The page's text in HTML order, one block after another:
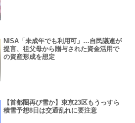
NISA「未成年でも利用可」…自民議連が
提言、祖父母から贈与された資金活用で
の資産形成を想定
【首都圏再び雪か】東京23区もうっすら
積雪予想8日は交通乱れに要注意